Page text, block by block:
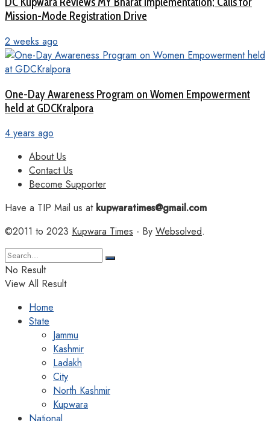
Mission-Mode Registration Drive
2 weeks ago
One-Day Awareness Program on Women Empowerment
held at GDCKralpora
4 years ago
About Us
Contact Us
Become Supporter
Have a TIP Mail us atkupwaratimes@gmail.com
©2011 to 2023 Kupwara Times - By Websolved.
No Result
View All Result
Home
State
Jammu
Kashmir
Ladakh
City
North Kashmir
Kupwara